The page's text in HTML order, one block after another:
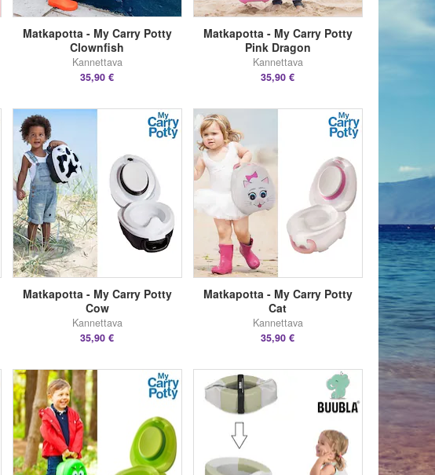
Matkapotta - My Carry Potty
Clownfish
Kannettava
35,90 €
Matkapotta - My Carry Potty
Pink Dragon
Kannettava
35,90 €
Matkapotta - My Carry Potty
Cow
Kannettava
35,90 €
Matkapotta - My Carry Potty
Cat
Kannettava
35,90 €